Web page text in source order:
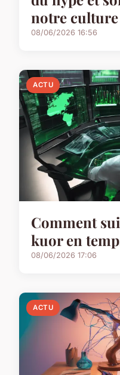
notre culture
08/06/2026 16:56
ACTU
Comment
kuor en
08/06/2026 17:06
ACTU